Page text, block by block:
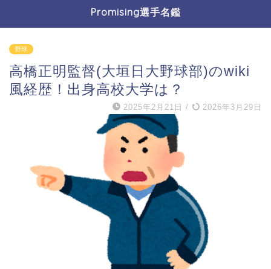
Promising選手名鑑
野球
高橋正明監督(大垣日大野球部)のwiki
風経歴！出身高校大学は？
2025年2月21日 / 2026年3月29日